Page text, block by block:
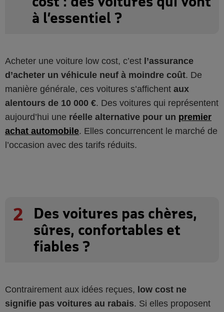
à l’essentiel ?
Acheter une voiture low cost, c’est l’assurance
d’acheter un véhicule neuf à moindre coût. De
manière générale, ces voitures s’affichent aux
alentours de 10 000 €. Des voitures qui représentent
aujourd’hui une réelle alternative pour un premier
achat automobile. Elles concurrencent le marché de
l’occasion avec des tarifs réduits.
2
Des voitures pas chères,
sûres, confortables et
fiables ?
Contrairement aux idées reçues, low cost ne
signifie pas voitures au rabais. Si elles proposent